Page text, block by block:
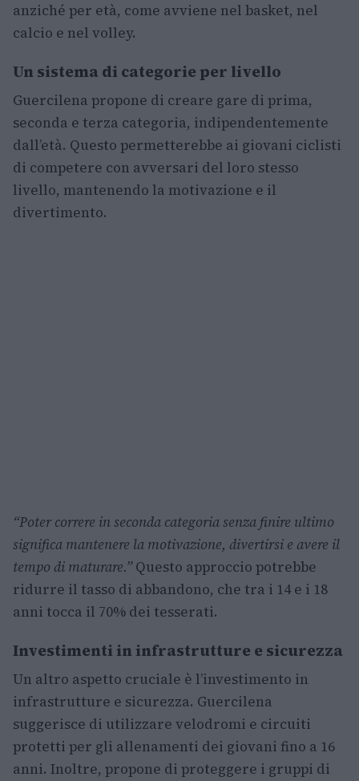
anziché per età, come avviene nel basket, nel
calcio e nel volley.
Un sistema di categorie per livello
Guercilena propone di creare gare di prima,
seconda e terza categoria, indipendentemente
dall’età. Questo permetterebbe ai giovani ciclisti
di competere con avversari del loro stesso
livello, mantenendo la motivazione e il
divertimento.
“Poter correre in seconda categoria senza finire ultimo
significa mantenere la motivazione, divertirsi e avere il
tempo di maturare.”Questo approccio potrebbe
ridurre il tasso di abbandono, che tra i 14 e i 18
anni tocca il 70% dei tesserati.
Investimenti in infrastrutture e sicurezza
Un altro aspetto cruciale è l’investimento in
infrastrutture e sicurezza. Guercilena
suggerisce di utilizzare velodromi e circuiti
protetti per gli allenamenti dei giovani fino a 16
anni. Inoltre, propone di proteggere i gruppi di